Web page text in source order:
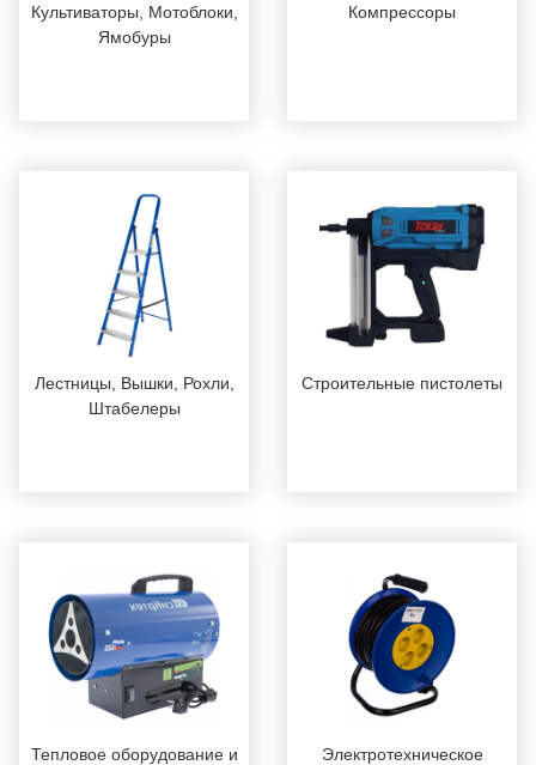
Культиваторы, Мотоблоки,
Ямобуры
Компрессоры
Лестницы, Вышки, Рохли,
Штабелеры
Строительные пистолеты
Тепловое оборудование и
Электротехническое